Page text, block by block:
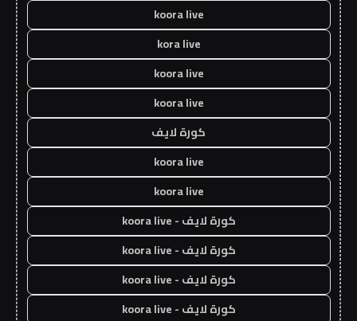
koora live
kora live
koora live
koora live
كورة لايف
koora live
koora live
كورة لايف - koora live
كورة لايف - koora live
كورة لايف - koora live
كورة لايف - koora live